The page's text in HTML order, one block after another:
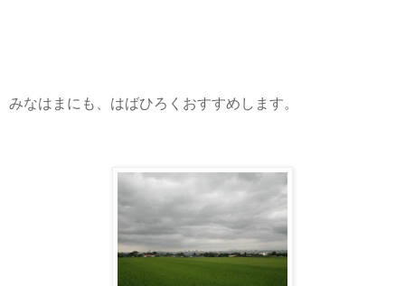
みなはまにも、はばひろくおすすめします。